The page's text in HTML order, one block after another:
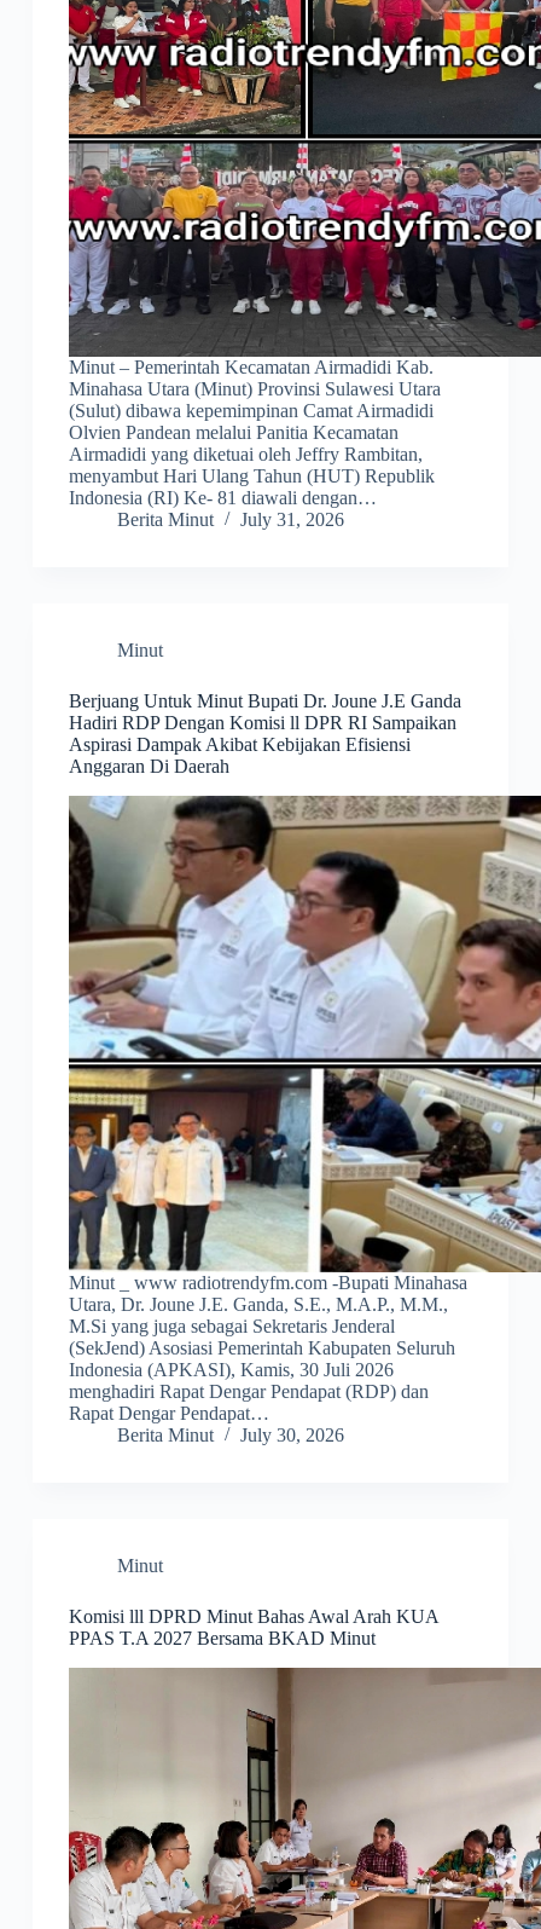
Minut – Pemerintah Kecamatan Airmadidi Kab.
Minahasa Utara (Minut) Provinsi Sulawesi Utara
(Sulut) dibawa kepemimpinan Camat Airmadidi
Olvien Pandean melalui Panitia Kecamatan
Airmadidi yang diketuai oleh Jeffry Rambitan,
menyambut Hari Ulang Tahun (HUT) Republik
Indonesia (RI) Ke- 81 diawali dengan…
Berita Minut
July 31, 2026
Minut
Berjuang Untuk Minut Bupati Dr. Joune J.E Ganda
Hadiri RDP Dengan Komisi ll DPR RI Sampaikan
Aspirasi Dampak Akibat Kebijakan Efisiensi
Anggaran Di Daerah
Minut _ www radiotrendyfm.com -Bupati Minahasa
Utara, Dr. Joune J.E. Ganda, S.E., M.A.P., M.M.,
M.Si yang juga sebagai Sekretaris Jenderal
(SekJend) Asosiasi Pemerintah Kabupaten Seluruh
Indonesia (APKASI), Kamis, 30 Juli 2026
menghadiri Rapat Dengar Pendapat (RDP) dan
Rapat Dengar Pendapat…
Berita Minut
July 30, 2026
Minut
Komisi lll DPRD Minut Bahas Awal Arah KUA
PPAS T.A 2027 Bersama BKAD Minut